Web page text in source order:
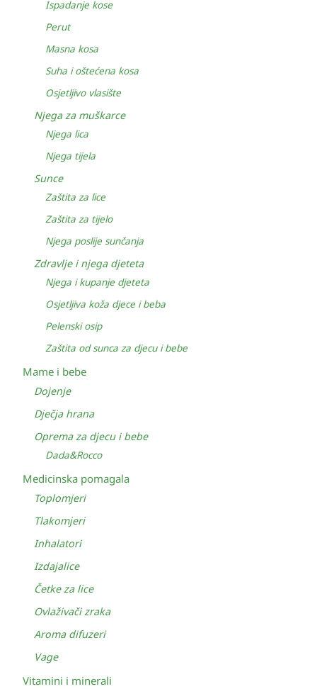
Ispadanje kose
Perut
Masna kosa
Suha i oštećena kosa
Osjetljivo vlasište
Njega za muškarce
Njega lica
Njega tijela
Sunce
Zaštita za lice
Zaštita za tijelo
Njega poslije sunčanja
Zdravlje i njega djeteta
Njega i kupanje djeteta
Osjetljiva koža djece i beba
Pelenski osip
Zaštita od sunca za djecu i bebe
Mame i bebe
Dojenje
Dječja hrana
Oprema za djecu i bebe
Dada&Rocco
Medicinska pomagala
Toplomjeri
Tlakomjeri
Inhalatori
Izdajalice
Četke za lice
Ovlaživači zraka
Aroma difuzeri
Vage
Vitamini i minerali